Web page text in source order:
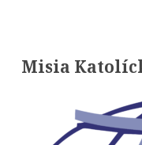
Misia